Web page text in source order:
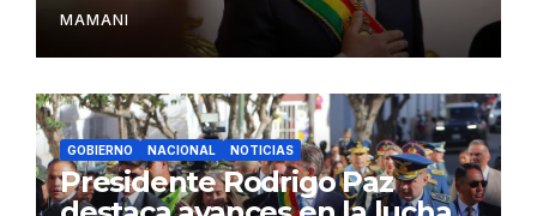
MAMANI
GOBIERNO NACIONAL NOTICIAS
Presidente Rodrigo Paz